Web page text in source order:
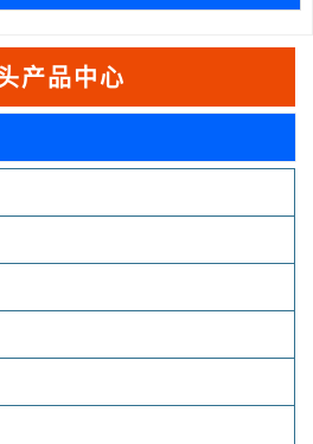
产品中心